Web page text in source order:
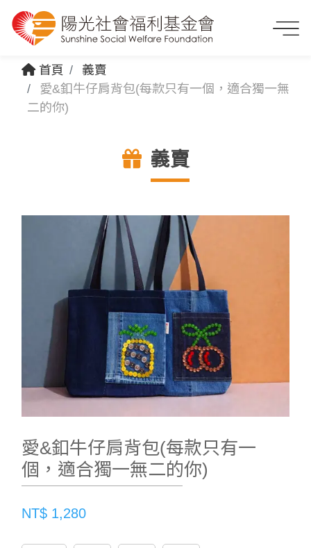
首頁
義賣
愛&釦牛仔肩背包(每款只有一個，適合獨一無
二的你)
義賣
愛&釦牛仔肩背包(每款只有一
個，適合獨一無二的你)
NT$ 1,280